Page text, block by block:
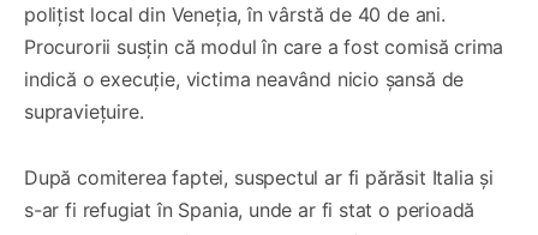
polițist local din Veneția, în vârstă de 40 de ani.
Procurorii susțin că modul în care a fost comisă crima
indică o execuție, victima neavând nicio șansă de
supraviețuire.
După comiterea faptei, suspectul ar fi părăsit Italia și
s-ar fi refugiat în Spania, unde ar fi stat o perioadă